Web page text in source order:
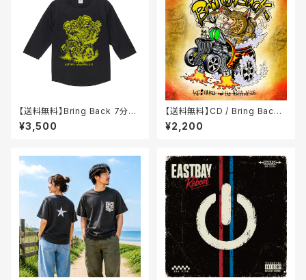
【送料無料】Bring Back 7分袖
ラグランTシャツ / 黒
¥3,500
【送料無料】CD / Bring Back :
KEiTARO and the ACHAOSt
ics
¥2,200